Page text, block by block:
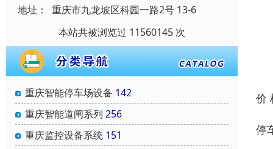
地址：
重庆市九龙坡区科园一路2号 13-6
本站共被浏览过 11560145 次
重庆智能停车场设备 142
重庆智能道闸系列 256
重庆监控设备系统 151
价
停